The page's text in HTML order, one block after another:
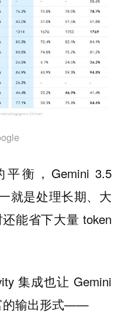
衡，Gemini 3.5
就是处理长期、大
能省下大量 token
集成也让 Gemini
的输出形式——